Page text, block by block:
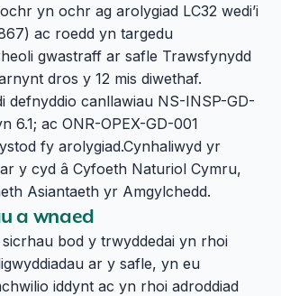
yn ochr ag arolygiad LC32 wedi’i
ac roedd yn targedu
gwastraff ar safle Trawsfynydd
dros y 12 mis diwethaf.
defnyddio canllawiau NS-INSP-GD-
6.1; ac ONR-OPEX-GD-001
fy arolygiad.Cynhaliwyd yr
y cyd â Cyfoeth Naturiol Cymru,
Asiantaeth yr Amgylchedd.
a wnaed
bod y trwyddedai yn rhoi
ar y safle, yn eu
iddynt ac yn rhoi adroddiad